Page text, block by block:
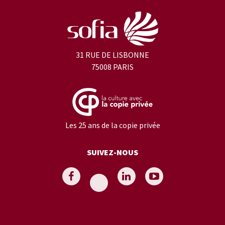
31 RUE DE LISBONNE
75008 PARIS
Les 25 ans de la copie privée
SUIVEZ-NOUS